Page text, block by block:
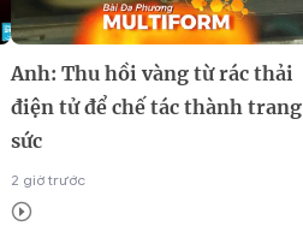
Anh: Thu hồi vàng từ rác thải
điện tử để chế tác thành trang
sức
2 giờ trước